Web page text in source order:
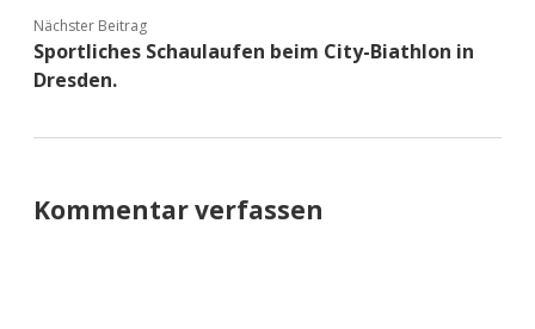
Nächster Beitrag
Sportliches Schaulaufen beim City-Biathlon in
Dresden.
Kommentar verfassen